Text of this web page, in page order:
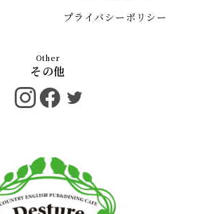
プライバシーポリシー
その他